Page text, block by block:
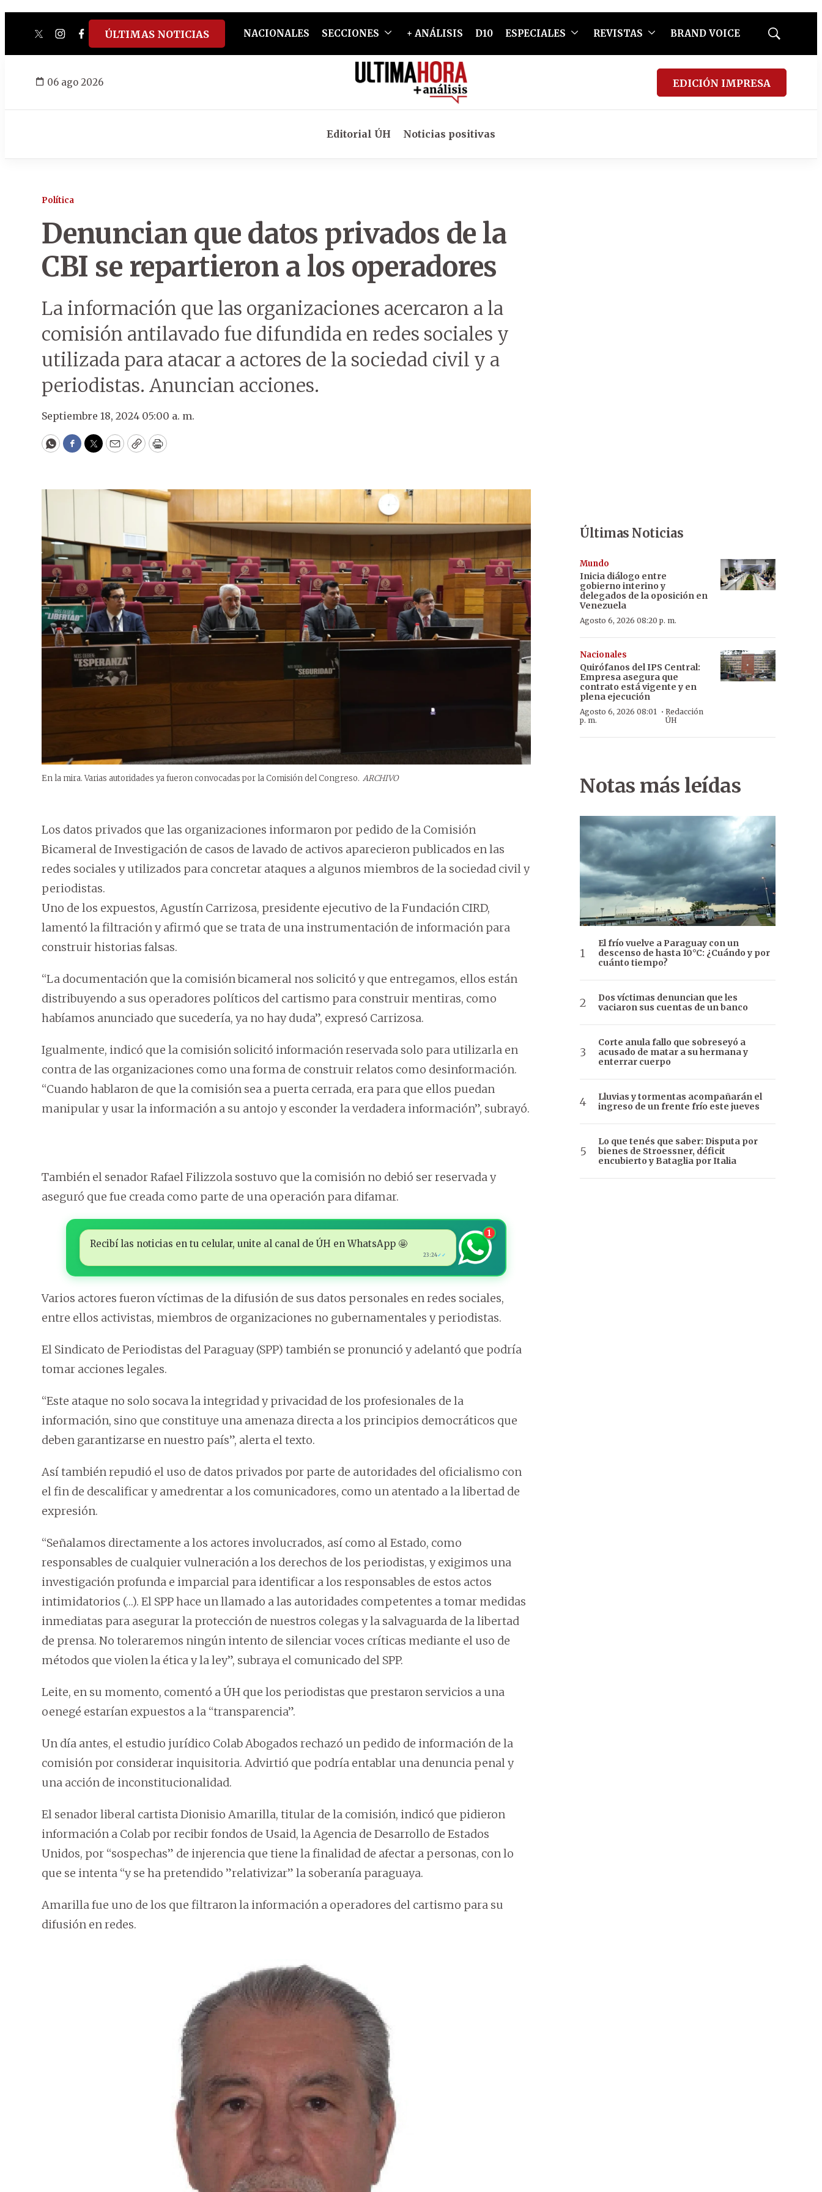
twitterinstagram
facebook
tiktokyoutube
spotify
ÚLTIMAS NOTICIAS NACIONALES SECCIONES + ANÁLISIS D10 ESPECIALES REVISTAS BRAND VOICE
Mostrar
06 ago 2026 EDICIÓN IMPRESA
Editorial ÚH Noticias positivas
Política
Denuncian que datos privados de la
CBI se repartieron a los operadores
La información que las organizaciones acercaron a la
comisión antilavado fue difundida en redes sociales y
utilizada para atacar a actores de la sociedad civil y a
periodistas. Anuncian acciones.
Septiembre 18, 2024 05:00 a. m.
WhatsApp
Facebook
Twitter
EmailCopyPrint
En la mira. Varias autoridades ya fueron convocadas por la Comisión del Congreso. ARCHIVO
Los datos privados que las organizaciones informaron por pedido de la Comisión
Bicameral de Investigación de casos de lavado de activos aparecieron publicados en las
redes sociales y utilizados para concretar ataques a algunos miembros de la sociedad civil y
periodistas.
Uno de los expuestos, Agustín Carrizosa, presidente ejecutivo de la Fundación CIRD,
lamentó la filtración y afirmó que se trata de una instrumentación de información para
construir historias falsas.
“La documentación que la comisión bicameral nos solicitó y que entregamos, ellos están
distribuyendo a sus operadores políticos del cartismo para construir mentiras, como
habíamos anunciado que sucedería, ya no hay duda”, expresó Carrizosa.
Igualmente, indicó que la comisión solicitó información reservada solo para utilizarla en
contra de las organizaciones como una forma de construir relatos como desinformación.
“Cuando hablaron de que la comisión sea a puerta cerrada, era para que ellos puedan
manipular y usar la información a su antojo y esconder la verdadera información”, subrayó.
También el senador Rafael Filizzola sostuvo que la comisión no debió ser reservada y
aseguró que fue creada como parte de una operación para difamar.
Recibí las noticias en tu celular, unite al canal de ÚH en WhatsApp 🤩
23:24✓✓
1
Varios actores fueron víctimas de la difusión de sus datos personales en redes sociales,
entre ellos activistas, miembros de organizaciones no gubernamentales y periodistas.
El Sindicato de Periodistas del Paraguay (SPP) también se pronunció y adelantó que podría
tomar acciones legales.
“Este ataque no solo socava la integridad y privacidad de los profesionales de la
información, sino que constituye una amenaza directa a los principios democráticos que
deben garantizarse en nuestro país”, alerta el texto.
Así también repudió el uso de datos privados por parte de autoridades del oficialismo con
el fin de descalificar y amedrentar a los comunicadores, como un atentado a la libertad de
expresión.
“Señalamos directamente a los actores involucrados, así como al Estado, como
responsables de cualquier vulneración a los derechos de los periodistas, y exigimos una
investigación profunda e imparcial para identificar a los responsables de estos actos
intimidatorios (…). El SPP hace un llamado a las autoridades competentes a tomar medidas
inmediatas para asegurar la protección de nuestros colegas y la salvaguarda de la libertad
de prensa. No toleraremos ningún intento de silenciar voces críticas mediante el uso de
métodos que violen la ética y la ley”, subraya el comunicado del SPP.
Leite, en su momento, comentó a ÚH que los periodistas que prestaron servicios a una
oenegé estarían expuestos a la “transparencia”.
Un día antes, el estudio jurídico Colab Abogados rechazó un pedido de información de la
comisión por considerar inquisitoria. Advirtió que podría entablar una denuncia penal y
una acción de inconstitucionalidad.
El senador liberal cartista Dionisio Amarilla, titular de la comisión, indicó que pidieron
información a Colab por recibir fondos de Usaid, la Agencia de Desarrollo de Estados
Unidos, por “sospechas” de injerencia que tiene la finalidad de afectar a personas, con lo
que se intenta “y se ha pretendido ”relativizar” la soberanía paraguaya.
Amarilla fue uno de los que filtraron la información a operadores del cartismo para su
difusión en redes.
Últimas Noticias
Mundo
Inicia diálogo entre
gobierno interino y
delegados de la oposición en
Venezuela
Agosto 6, 2026 08:20 p. m.
Nacionales
Quirófanos del IPS Central:
Empresa asegura que
contrato está vigente y en
plena ejecución
Agosto 6, 2026 08:01
p. m.
·Redacción
ÚH
Notas más leídas
El frío vuelve a Paraguay con un
descenso de hasta 10°C: ¿Cuándo y por
cuánto tiempo?
Dos víctimas denuncian que les
vaciaron sus cuentas de un banco
Corte anula fallo que sobreseyó a
acusado de matar a su hermana y
enterrar cuerpo
Lluvias y tormentas acompañarán el
ingreso de un frente frío este jueves
Lo que tenés que saber: Disputa por
bienes de Stroessner, déficit
encubierto y Bataglia por Italia